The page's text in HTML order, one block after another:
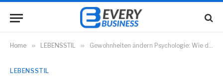
Home » LEBENSSTIL » Gewohnheiten ändern Psychologie: Wie du dein Verhalten nachhaltig veränderst
LEBENSSTIL